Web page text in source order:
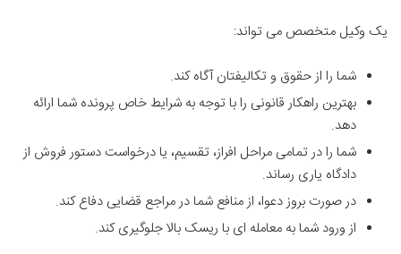
یک وکیل متخصص می تواند:
شما را از حقوق و تکالیفتان آگاه کند.
بهترین راهکار قانونی را با توجه به شرایط خاص پرونده شما ارائه
دهد.
شما را در تمامی مراحل افراز، تقسیم، یا درخواست دستور فروش از
دادگاه یاری رساند.
در صورت بروز دعوا، از منافع شما در مراجع قضایی دفاع کند.
از ورود شما به معامله ای با ریسک بالا جلوگیری کند.